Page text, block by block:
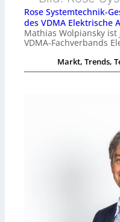
Rose Systemtechnik-
des VDMA Elektrische
Mathias Wolpiansky
VDMA-Fachverbands
Markt, Trends,